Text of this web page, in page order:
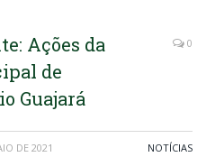
Ações da
de
Guajará
0
DE 2021 NOTÍCIAS